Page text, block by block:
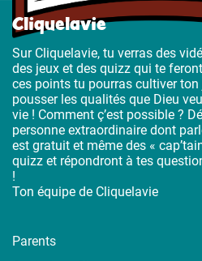
Cliquelavie
Sur Cliquelavie, tu verras des
des jeux et des quizz qui te
ces points tu pourras cultiver
pousser les qualités que Dieu
vie ! Comment ç’est possible ?
personne extraordinaire dont
est gratuit et même des «
quizz et répondront à tes
!
Ton équipe de Cliquelavie
Parents